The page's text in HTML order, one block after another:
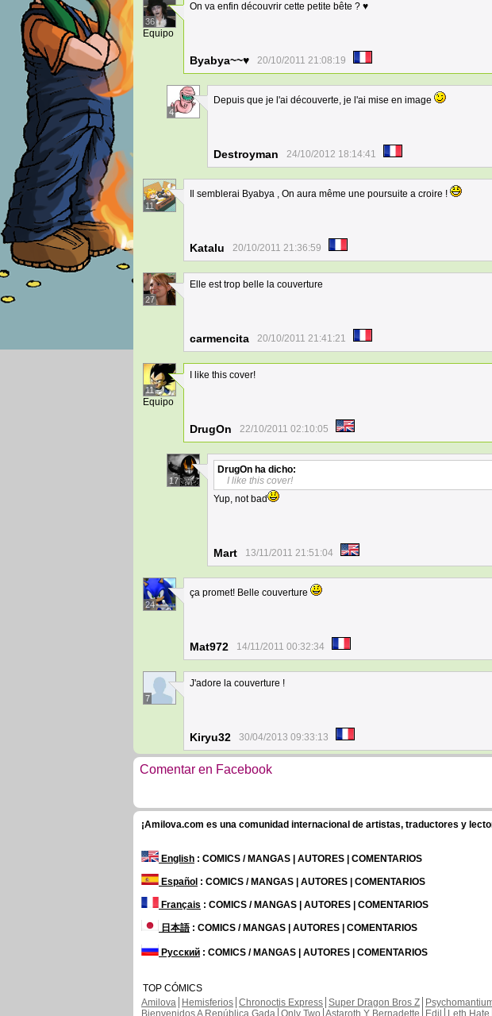
36
Equipo
On va enfin découvrir cette petite bête ? ♥
Byabya~~♥ 20/10/2011 21:08:19
4
Depuis que je l'ai découverte, je l'ai mise en image
Destroyman 24/10/2012 18:14:41
11
Il semblerai Byabya , On aura même une poursuite a croire !
Katalu 20/10/2011 21:36:59
27
Elle est trop belle la couverture
carmencita 20/10/2011 21:41:21
11
Equipo
I like this cover!
DrugOn 22/10/2011 02:10:05
17
DrugOn ha dicho:
I like this cover!
Yup, not bad
Mart 13/11/2011 21:51:04
24
ça promet! Belle couverture
Mat972 14/11/2011 00:32:34
7
J'adore la couverture !
Kiryu32 30/04/2013 09:33:13
Comentar en Facebook
¡Amilova.com es una comunidad internacional de artistas, traductores y
English : COMICS / MANGAS | AUTORES | COMENTARIOS
Español : COMICS / MANGAS | AUTORES | COMENTARIOS
Français : COMICS / MANGAS | AUTORES | COMENTARIOS
日本語: COMICS / MANGAS | AUTORES | COMENTARIOS
Русский : COMICS / MANGAS | AUTORES | COMENTARIOS
TOP CÓMICS
Amilova
Hemisferios Chronoctis Express Super Dragon Bros Z
Bienvenidos A República Gada Only Two Astaroth Y Bernadette Edil Leth Hate